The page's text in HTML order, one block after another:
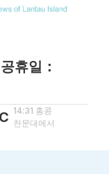
휴일：
14:31 홍콩
천문대에서